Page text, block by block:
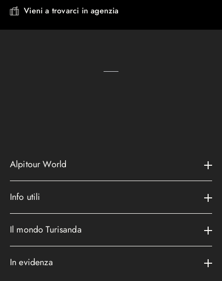
Vieni a trovarci in agenzia
Alpitour World
AWARD
Area riservata
Convenzioni
Info utili
Metodi di pagamento
Il mondo Turisanda
In evidenza